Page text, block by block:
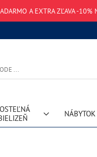
A EXTRA ZĽAVA -10%
NÁBYTOK